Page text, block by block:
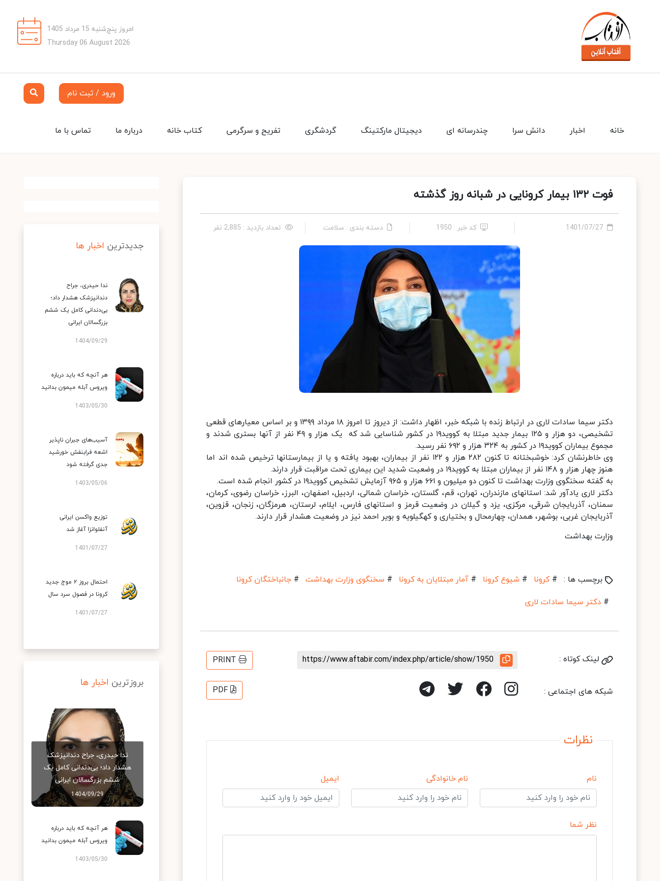
امروز پنج‌شنبه 15 مرداد 1405
Thursday 06 August 2026
ورود / ثبت نام
تماس با ما درباره ما کتاب خانه تفریح و سرگرمی گردشگری دیجیتال مارکتینگ چندرسانه ای دانش سرا اخبار خانه
فوت ۱۳۲ بیمار کرونایی در شبانه روز گذشته
1401/07/27 کد خبر : 1950 دسته بندی : سلامت تعداد بازدید : 2,885 نفر
دکتر سیما سادات لاری در ارتباط زنده با شبکه خبر، اظهار داشت: از دیروز تا امروز ۱۸ مرداد ۱۳۹۹ و بر اساس معیارهای قطعی
تشخیصی، دو هزار و ۱۲۵ بیمار جدید مبتلا به کووید۱۹ در کشور شناسایی شد که یک هزار و ۴۹ نفر از آنها بستری شدند و
مجموع بیماران کووید۱۹ در کشور به ۳۲۴ هزار و ۶۹۲ نفر رسید.
وی خاطرنشان کرد: خوشبختانه تا کنون ۲۸۲ هزار و ۱۲۲ نفر از بیماران، بهبود یافته و یا از بیمارستانها ترخیص شده اند اما
هنوز چهار هزار و ۱۴۸ نفر از بیماران مبتلا به کووید۱۹ در وضعیت شدید این بیماری تحت مراقبت قرار دارند.
به گفته سخنگوی وزارت بهداشت تا کنون دو میلیون و ۶۶۱ هزار و ۹۶۵ آزمایش تشخیص کووید۱۹ در کشور انجام شده است.
دکتر لاری یادآور شد: استانهای مازندران، تهران، قم، گلستان، خراسان شمالی، اردبیل، اصفهان، البرز، خراسان رضوی، کرمان،
سمنان، آذربایجان شرقی، مرکزی، یزد و گیلان در وضعیت قرمز و استانهای فارس، ایلام، لرستان، هرمزگان، زنجان، قزوین،
آذربایجان غربی، بوشهر، همدان، چهارمحال و بختیاری و کهگیلویه و بویر احمد نیز در وضعیت هشدار قرار دارند.
وزارت بهداشت
برچسب ها : # کرونا # شیوع کرونا # آمار مبتلایان به کرونا # سخنگوی وزارت بهداشت # جانباختگان کرونا
# دکتر سیما سادات لاری
لینک کوتاه : https://www.aftabir.com/index.php/article/show/1950
PRINT
شبکه های اجتماعی : PDF
نظرات
نام نام خانوادگی ایمیل
نظر شما
جدیدترین اخبار ها
ندا حیدری، جراح
دندانپزشک هشدار داد؛
بی‌دندانی کامل یک ششم
بزرگسالان ایرانی
1404/09/29
هر آنچه که باید درباره
ویروس آبله میمون بدانید
1403/05/30
آسیب‌های جبران ناپذیر
اشعه فرابنفش خورشید
جدی گرفته شود
1403/05/06
توزیع واکسن ایرانی
آنفلوانزا آغاز شد
1401/07/27
احتمال بروز ۲ موج جدید
کرونا در فصول سرد سال
1401/07/27
بروزترین اخبار ها
ندا حیدری، جراح دندانپزشک
هشدار داد؛ بی‌دندانی کامل یک
ششم بزرگسالان ایرانی
1404/09/29
هر آنچه که باید درباره
ویروس آبله میمون بدانید
1403/05/30